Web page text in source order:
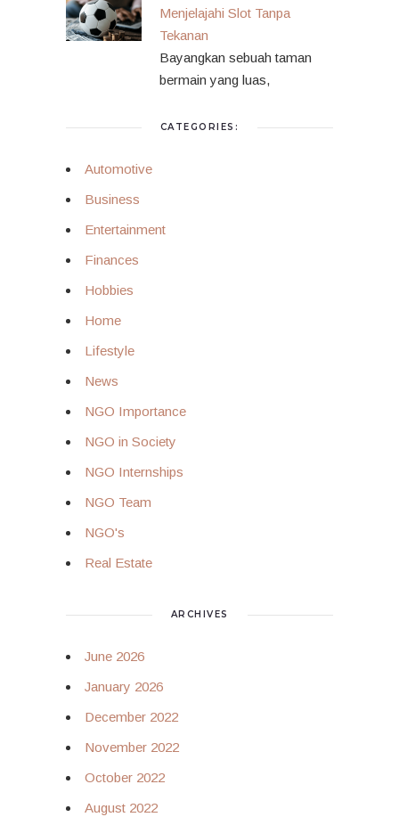
Menjelajahi Slot Tanpa
Tekanan
Bayangkan sebuah taman
bermain yang luas,
CATEGORIES:
Automotive
Business
Entertainment
Finances
Hobbies
Home
Lifestyle
News
NGO Importance
NGO in Society
NGO Internships
NGO Team
NGO's
Real Estate
ARCHIVES
June 2026
January 2026
December 2022
November 2022
October 2022
August 2022